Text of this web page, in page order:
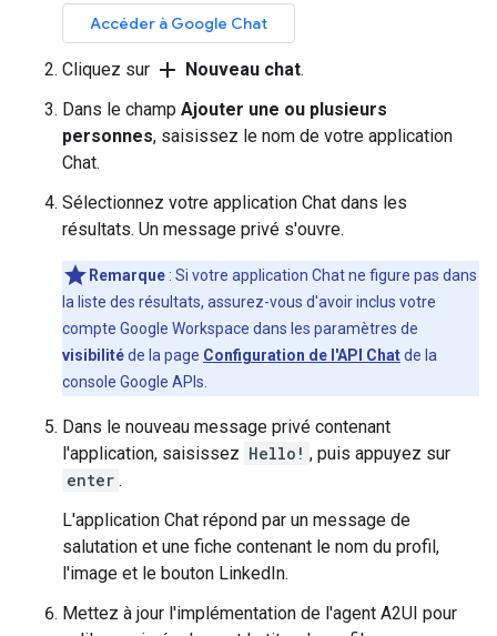
Accéder à Google Chat
Cliquez sur add Nouveau chat.
Dans le champ Ajouter une ou plusieurs
personnes, saisissez le nom de votre application
Chat.
Sélectionnez votre application Chat dans les
résultats. Un message privé s'ouvre.
Remarque : Si votre application Chat ne figure pas dans
la liste des résultats, assurez-vous d'avoir inclus votre
compte Google Workspace dans les paramètres de
visibilitéde la page Configuration de l'API Chatde la
console Google APIs.
Dans le nouveau message privé contenant
l'application, saisissez Hello! , puis appuyez sur
enter .
L'application Chat répond par un message de
salutation et une fiche contenant le nom du profil,
l'image et le bouton LinkedIn.
Mettez à jour l'implémentation de l'agent A2UI pour